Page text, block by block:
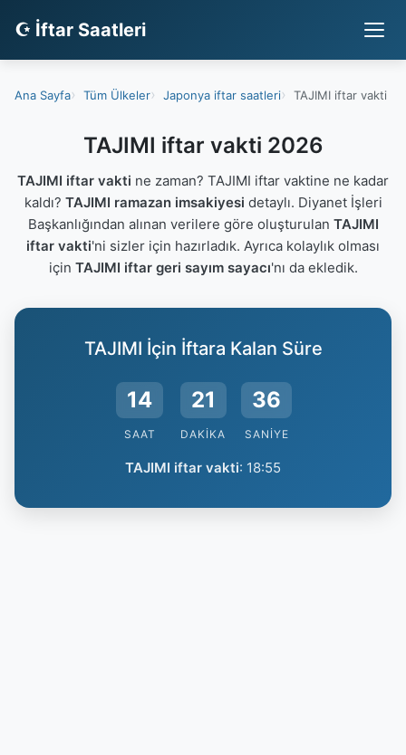
☪ İftar Saatleri
Ana Sayfa Tüm Ülkeler Japonya iftar saatleri TAJIMI iftar vakti
TAJIMI iftar vakti 2026
TAJIMI iftar vakti ne zaman? TAJIMI iftar vaktine ne kadar
kaldı? TAJIMI ramazan imsakiyesi detaylı. Diyanet İşleri
Başkanlığından alınan verilere göre oluşturulan TAJIMI
iftar vakti'ni sizler için hazırladık. Ayrıca kolaylık olması
için TAJIMI iftar geri sayım sayacı'nı da ekledik.
TAJIMI İçin İftara Kalan Süre
14
SAAT
21
DAKIKA
35
SANIYE
TAJIMI iftar vakti: 18:55